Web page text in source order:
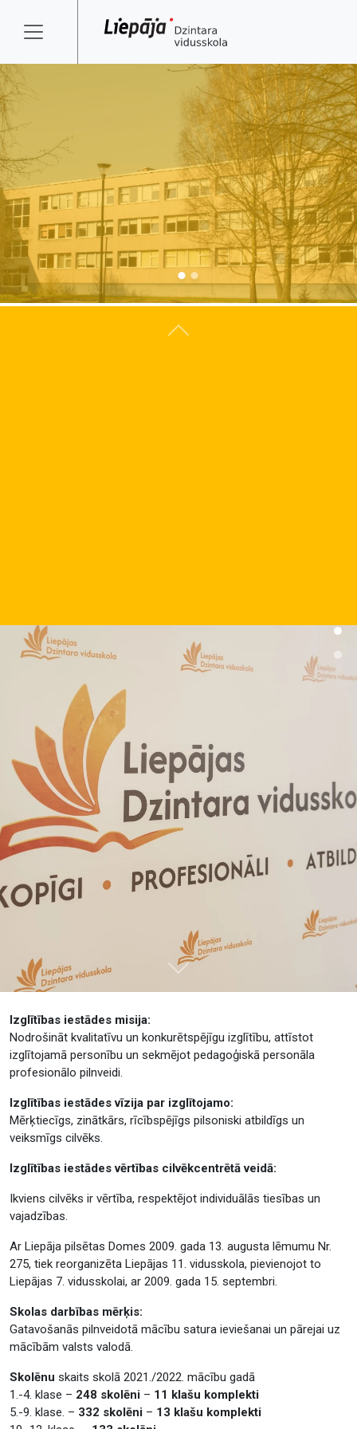
Atpakaļ
Tālāk
Izglītības iestādes misija:
Nodrošināt kvalitatīvu un konkurētspējīgu izglītību, attīstot
izglītojamā personību un sekmējot pedagoģiskā personāla
profesionālo pilnveidi.
Izglītības iestādes vīzija par izglītojamo:
Mērķtiecīgs, zinātkārs, rīcībspējīgs pilsoniski atbildīgs un
veiksmīgs cilvēks.
Izglītības iestādes vērtības cilvēkcentrētā veidā:
Ikviens cilvēks ir vērtība, respektējot individuālās tiesības un
vajadzības.
Ar Liepāja pilsētas Domes 2009. gada 13. augusta lēmumu Nr.
275, tiek reorganizēta Liepājas 11. vidusskola, pievienojot to
Liepājas 7. vidusskolai, ar 2009. gada 15. septembri.
Skolas darbības mērķis:
Gatavošanās pilnveidotā mācību satura ieviešanai un pārejai uz
mācībām valsts valodā.
Skolēnu skaits skolā 2021./2022. mācību gadā
1.-4. klase – 248 skolēni – 11 klašu komplekti
5.-9. klase. – 332 skolēni – 13 klašu komplekti